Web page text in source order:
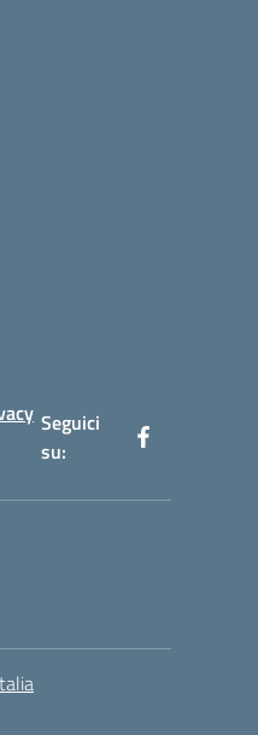
Seguici
su: